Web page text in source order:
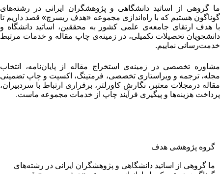
گروهی از اساتید دانشگاهی و پژوهشگران ایرانی در رشته‌های
هستیم که با راه‌اندازی مجموعه «هدف ریسرچ» قصد داریم تا
هدف ارتقای جامعه‌ی علمی کشور به محققین، اساتید دانشگاه و
تحصیلات تکمیلی، در زمینه‌ی چاپ مقاله و خدمات مرتبط
نماییم.
تخصصی در زمینه‌ی استخراج مقاله از پایان‌نامه، انتخاب
ترجمه و ویراستاری تخصصی، فرمتینگ، اکسپت و چاپ تضمینی
درمجلات معتبر، نگارش کاورلتر، برقراری ارتباط با سردبیران،
هزینه‌ها و پیگیری فرآیند چاپ از خدمات مجموعه ماست.
گروه پژوهشی هدف
ما گروهی از اساتید دانشگاهی و پژوهشگران ایرانی در رشته‌های